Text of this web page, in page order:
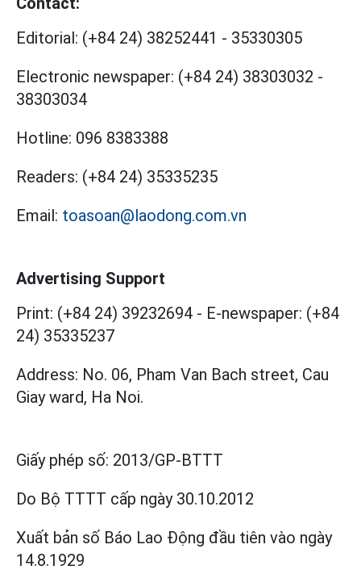
Editorial: (+84 24) 38252441 - 35330305
Electronic newspaper: (+84 24) 38303032 -
38303034
Hotline: 096 8383388
Readers: (+84 24) 35335235
Email: toasoan@laodong.com.vn
Advertising Support
Print: (+84 24) 39232694 - E-newspaper: (+84
24) 35335237
Address: No. 06, Pham Van Bach street, Cau
Giay ward, Ha Noi.
Giấy phép số: 2013/GP-BTTT
Do Bộ TTTT cấp ngày 30.10.2012
Xuất bản số Báo Lao Động đầu tiên vào ngày
14.8.1929